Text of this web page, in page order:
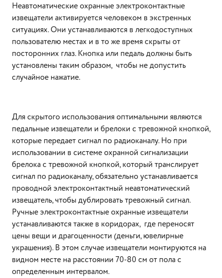
Неавтоматические охранные электроконтактные
извещатели активируется человеком в экстренных
ситуациях. Они устанавливаются в легкодоступных
пользователю местах и в то же время скрыты от
посторонних глаз. Кнопка или педаль должны быть
установлены таким образом, чтобы не допустить
случайное нажатие.
Для скрытого использования оптимальными являются
педальные извещатели и брелоки с тревожной кнопкой,
которые передает сигнал по радиоканалу. Но при
использовании в системе охранной сигнализации
брелока с тревожной кнопкой, который транслирует
сигнал по радиоканалу, обязательно устанавливается
проводной электроконтактный неавтоматический
извещатель, чтобы дублировать тревожный сигнал.
Ручные электроконтактные охранные извещатели
устанавливаются также в коридорах, где переносят
цены вещи и драгоценности (деньги, ювелирные
украшения). В этом случае извещатели монтируются на
видном месте на расстоянии 70-80 см от пола с
определенным интервалом.